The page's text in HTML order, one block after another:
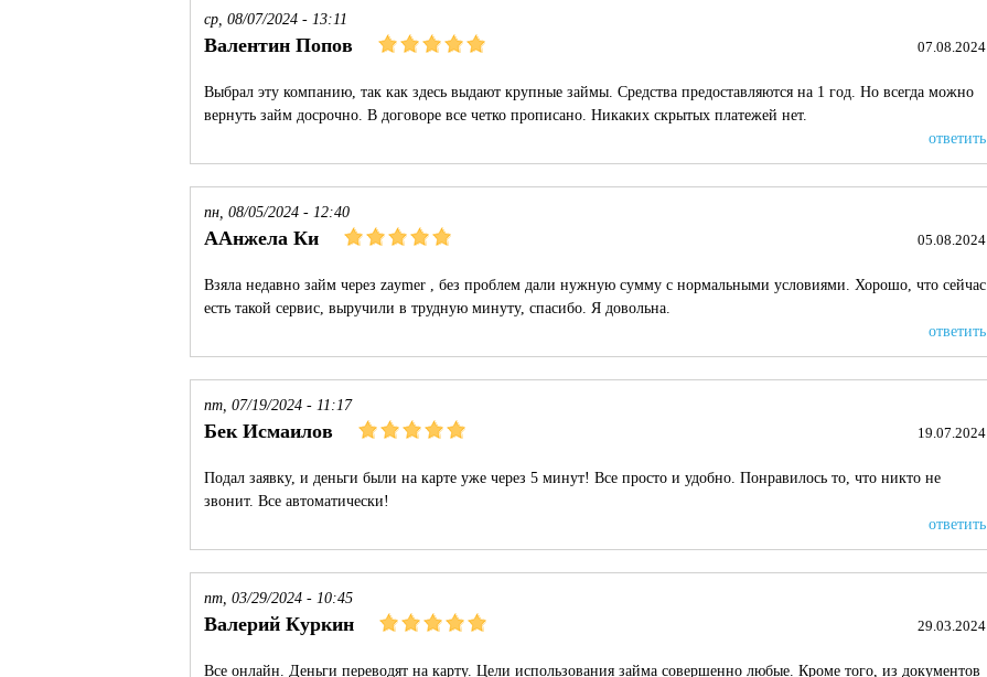
ср, 08/07/2024 - 13:11
Валентин Попов 07.08.2024
Выбрал эту компанию, так как здесь выдают крупные займы. Средства предоставляются на 1 год. Но всегда можно
вернуть займ досрочно. В договоре все четко прописано. Никаких скрытых платежей нет.
ответить
пн, 08/05/2024 - 12:40
ААнжела Ки 05.08.2024
Взяла недавно займ через zaymer , без проблем дали нужную сумму с нормальными условиями. Хорошо, что сейчас
есть такой сервис, выручили в трудную минуту, спасибо. Я довольна.
ответить
пт, 07/19/2024 - 11:17
Бек Исмаилов 19.07.2024
Подал заявку, и деньги были на карте уже через 5 минут! Все просто и удобно. Понравилось то, что никто не
звонит. Все автоматически!
ответить
пт, 03/29/2024 - 10:45
Валерий Куркин 29.03.2024
Все онлайн. Деньги переводят на карту. Цели использования займа совершенно любые. Кроме того, из документов